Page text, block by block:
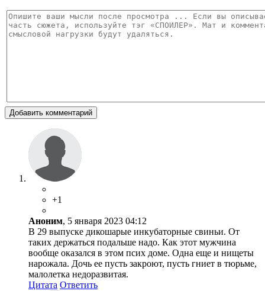
Добавить комментарий
+1
Аноним, 5 января 2023 04:12
В 29 выпуске дикошарые инкубаторные свиньи. От
таких держаться подальше надо. Как этот мужчина
вообще оказался в этом псих доме. Одна еще и нищеты
нарожала. Дочь ее пусть закроют, пусть гниет в тюрьме,
малолетка недоразвитая.
Цитата Ответить